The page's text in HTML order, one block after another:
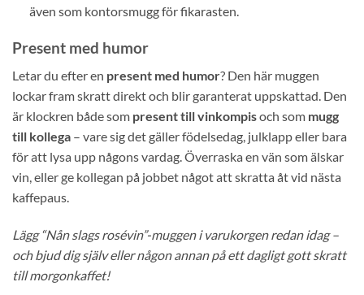
även som kontorsmugg för fikarasten.
Present med humor
Letar du efter en present med humor? Den här muggen
lockar fram skratt direkt och blir garanterat uppskattad. Den
är klockren både som present till vinkompisoch som mugg
till kollega – vare sig det gäller födelsedag, julklapp eller bara
för att lysa upp någons vardag. Överraska en vän som älskar
vin, eller ge kollegan på jobbet något att skratta åt vid nästa
kaffepaus.
Lägg “Nån slags rosévin”-muggen i varukorgen redan idag –
och bjud dig själv eller någon annan på ett dagligt gott skratt
till morgonkaffet!